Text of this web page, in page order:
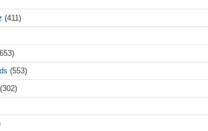
(411)
(553)
(302)